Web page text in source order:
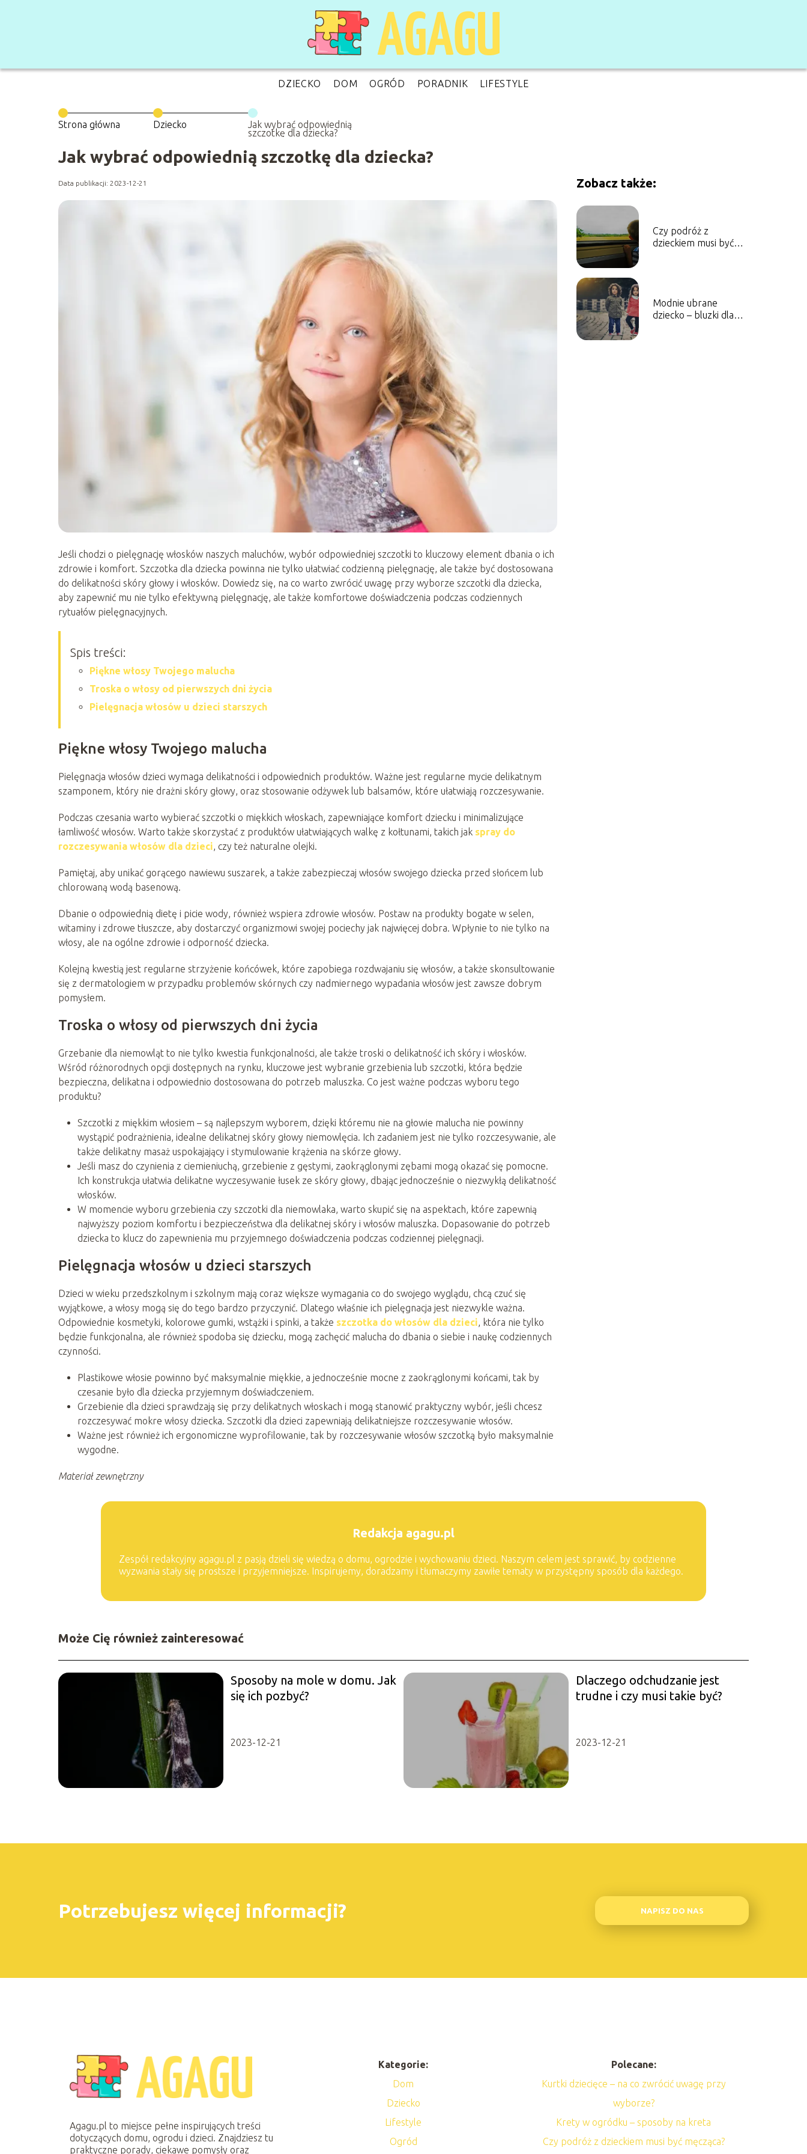
DZIECKO DOM OGRÓD PORADNIK LIFESTYLE
Strona główna Dziecko Jak wybrać odpowiednią
szczotkę dla dziecka?
Jak wybrać odpowiednią szczotkę dla dziecka?
Data publikacji: 2023-12-21
Jeśli chodzi o pielęgnację włosków naszych maluchów, wybór odpowiedniej szczotki to kluczowy element dbania o ich
zdrowie i komfort. Szczotka dla dziecka powinna nie tylko ułatwiać codzienną pielęgnację, ale także być dostosowana
do delikatności skóry głowy i włosków. Dowiedz się, na co warto zwrócić uwagę przy wyborze szczotki dla dziecka,
aby zapewnić mu nie tylko efektywną pielęgnację, ale także komfortowe doświadczenia podczas codziennych
rytuałów pielęgnacyjnych.
Spis treści:
Piękne włosy Twojego malucha
Troska o włosy od pierwszych dni życia
Pielęgnacja włosów u dzieci starszych
Piękne włosy Twojego malucha
Pielęgnacja włosów dzieci wymaga delikatności i odpowiednich produktów. Ważne jest regularne mycie delikatnym
szamponem, który nie drażni skóry głowy, oraz stosowanie odżywek lub balsamów, które ułatwiają rozczesywanie.
Podczas czesania warto wybierać szczotki o miękkich włoskach, zapewniające komfort dziecku i minimalizujące
łamliwość włosów. Warto także skorzystać z produktów ułatwiających walkę z kołtunami, takich jak spray do
rozczesywania włosów dla dzieci, czy też naturalne olejki.
Pamiętaj, aby unikać gorącego nawiewu suszarek, a także zabezpieczaj włosów swojego dziecka przed słońcem lub
chlorowaną wodą basenową.
Dbanie o odpowiednią dietę i picie wody, również wspiera zdrowie włosów. Postaw na produkty bogate w selen,
witaminy i zdrowe tłuszcze, aby dostarczyć organizmowi swojej pociechy jak najwięcej dobra. Wpłynie to nie tylko na
włosy, ale na ogólne zdrowie i odporność dziecka.
Kolejną kwestią jest regularne strzyżenie końcówek, które zapobiega rozdwajaniu się włosów, a także skonsultowanie
się z dermatologiem w przypadku problemów skórnych czy nadmiernego wypadania włosów jest zawsze dobrym
pomysłem.
Troska o włosy od pierwszych dni życia
Grzebanie dla niemowląt to nie tylko kwestia funkcjonalności, ale także troski o delikatność ich skóry i włosków.
Wśród różnorodnych opcji dostępnych na rynku, kluczowe jest wybranie grzebienia lub szczotki, która będzie
bezpieczna, delikatna i odpowiednio dostosowana do potrzeb maluszka. Co jest ważne podczas wyboru tego
produktu?
Szczotki z miękkim włosiem – są najlepszym wyborem, dzięki któremu nie na głowie malucha nie powinny
wystąpić podrażnienia, idealne delikatnej skóry głowy niemowlęcia. Ich zadaniem jest nie tylko rozczesywanie, ale
także delikatny masaż uspokajający i stymulowanie krążenia na skórze głowy.
Jeśli masz do czynienia z ciemieniuchą, grzebienie z gęstymi, zaokrąglonymi zębami mogą okazać się pomocne.
Ich konstrukcja ułatwia delikatne wyczesywanie łusek ze skóry głowy, dbając jednocześnie o niezwykłą delikatność
włosków.
W momencie wyboru grzebienia czy szczotki dla niemowlaka, warto skupić się na aspektach, które zapewnią
najwyższy poziom komfortu i bezpieczeństwa dla delikatnej skóry i włosów maluszka. Dopasowanie do potrzeb
dziecka to klucz do zapewnienia mu przyjemnego doświadczenia podczas codziennej pielęgnacji.
Pielęgnacja włosów u dzieci starszych
Dzieci w wieku przedszkolnym i szkolnym mają coraz większe wymagania co do swojego wyglądu, chcą czuć się
wyjątkowe, a włosy mogą się do tego bardzo przyczynić. Dlatego właśnie ich pielęgnacja jest niezwykle ważna.
Odpowiednie kosmetyki, kolorowe gumki, wstążki i spinki, a także szczotka do włosów dla dzieci, która nie tylko
będzie funkcjonalna, ale również spodoba się dziecku, mogą zachęcić malucha do dbania o siebie i naukę codziennych
czynności.
Plastikowe włosie powinno być maksymalnie miękkie, a jednocześnie mocne z zaokrąglonymi końcami, tak by
czesanie było dla dziecka przyjemnym doświadczeniem.
Grzebienie dla dzieci sprawdzają się przy delikatnych włoskach i mogą stanowić praktyczny wybór, jeśli chcesz
rozczesywać mokre włosy dziecka. Szczotki dla dzieci zapewniają delikatniejsze rozczesywanie włosów.
Ważne jest również ich ergonomiczne wyprofilowanie, tak by rozczesywanie włosów szczotką było maksymalnie
wygodne.
Materiał zewnętrzny
Zobacz także:
Czy podróż z
dzieckiem musi być
Modnie ubrane
dziecko – bluzki dla
Redakcja agagu.pl
Zespół redakcyjny agagu.pl z pasją dzieli się wiedzą o domu, ogrodzie i wychowaniu dzieci. Naszym celem jest sprawić, by codzienne
wyzwania stały się prostsze i przyjemniejsze. Inspirujemy, doradzamy i tłumaczymy zawiłe tematy w przystępny sposób dla każdego.
Może Cię również zainteresować
Sposoby na mole w domu. Jak
się ich pozbyć?
2023-12-21
Dlaczego odchudzanie jest
trudne i czy musi takie być?
2023-12-21
Potrzebujesz więcej informacji? NAPISZ DO NAS
Agagu.pl to miejsce pełne inspirujących treści
dotyczących domu, ogrodu i dzieci. Znajdziesz tu
praktyczne porady, ciekawe pomysły oraz
Kategorie:
Dom
Dziecko
Lifestyle
Ogród
Polecane:
Kurtki dziecięce – na co zwrócić uwagę przy
wyborze?
Krety w ogródku – sposoby na kreta
Czy podróż z dzieckiem musi być męcząca?